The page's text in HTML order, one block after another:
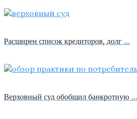
Расширен список кредиторов, долг …
Верховный суд обобщил банкротную …